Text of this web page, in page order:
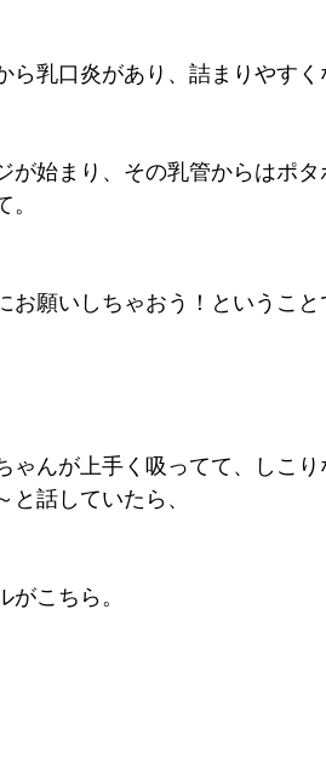
ら乳口炎があり、詰まりやすく
が始まり、その乳管からはポ
お願いしちゃおう！というこ
ゃんが上手く吸ってて、しこ
と話していたら、
こちら。